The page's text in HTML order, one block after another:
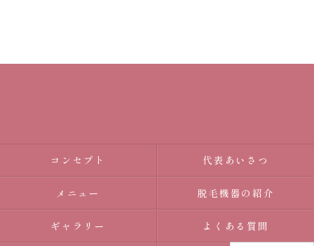
コンセプト 代表あいさつ
メニュー 脱毛機器の紹介
ギャラリー よくある質問